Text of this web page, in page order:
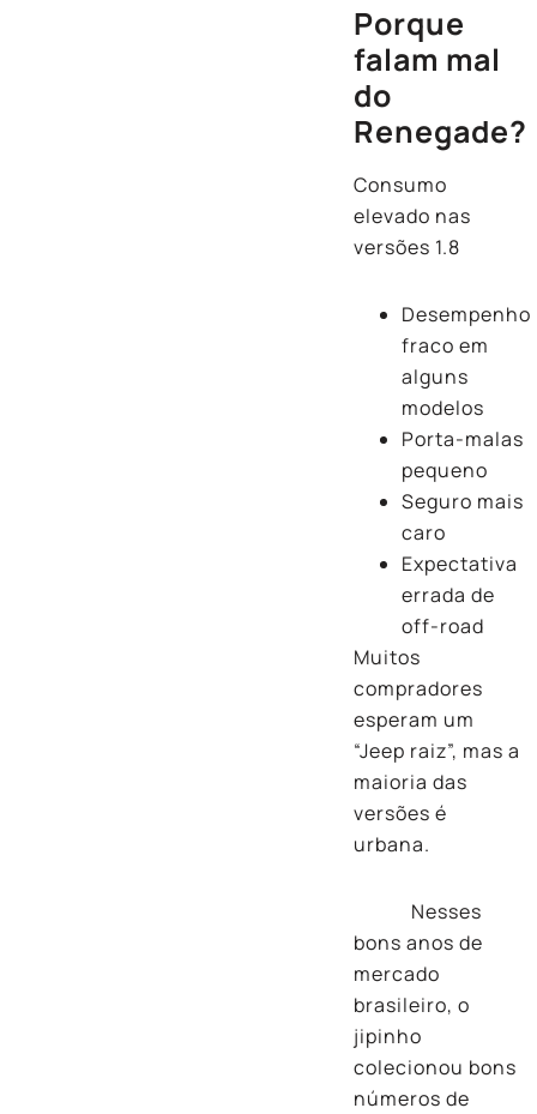
Porque
falam mal
do
Renegade?
Consumo
elevado nas
versões 1.8
Desempenho
fraco em
alguns
modelos
Porta-malas
pequeno
Seguro mais
caro
Expectativa
errada de
off-road
Muitos
compradores
esperam um
“Jeep raiz”, mas a
maioria das
versões é
urbana.
Nesses
bons anos de
mercado
brasileiro, o
jipinho
colecionou bons
números de